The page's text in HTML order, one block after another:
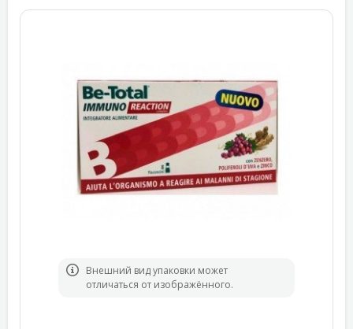
Bнешний вид упаковки может
отличаться от изображённого.